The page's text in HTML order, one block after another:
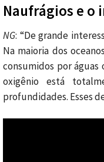
Naufrágios e o
NG: “De grande
Na maioria dos
consumidos por águas
oxigênio está
profundidades. Esses